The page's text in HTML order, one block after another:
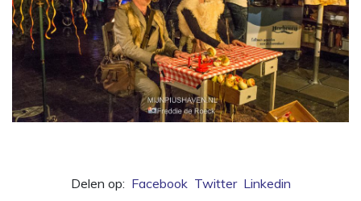
Delen op: Facebook Twitter Linkedin